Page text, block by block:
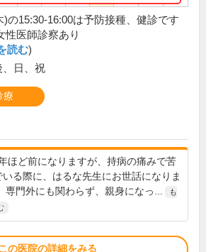
)の15:30-16:00は予防接種、健診です
性医師診察あり
読む)
、日、祝
療
ほど前になりますが、持病の痛みで苦
いる際に、はるな先生にお世話になりま
専門外にも関わらず、親身になっ...
も
の医院の詳細をみる